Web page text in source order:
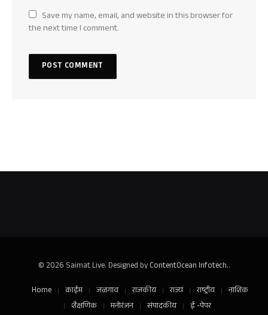
Save my name, email, and website in this browser for
the next time I comment.
© 2026 Saimat Live. Designed byContentOcean Infotech..
Home
क्राईम जळगाव राजकीय राज्य राष्ट्रीय
नाशिक
शैक्षणिक
मनोरंजन संपादकीय ई -पेपर